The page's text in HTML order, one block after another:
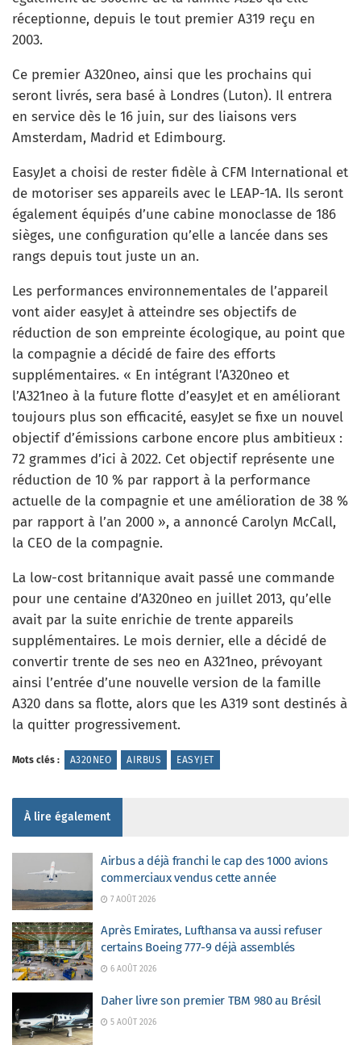
réceptionne, depuis le tout premier A319 reçu en
2003.
Ce premier A320neo, ainsi que les prochains qui
seront livrés, sera basé à Londres (Luton). Il entrera
en service dès le 16 juin, sur des liaisons vers
Amsterdam, Madrid et Edimbourg.
EasyJet a choisi de rester fidèle à CFM International et
de motoriser ses appareils avec le LEAP-1A. Ils seront
également équipés d’une cabine monoclasse de 186
sièges, une configuration qu’elle a lancée dans ses
rangs depuis tout juste un an.
Les performances environnementales de l’appareil
vont aider easyJet à atteindre ses objectifs de
réduction de son empreinte écologique, au point que
la compagnie a décidé de faire des efforts
supplémentaires. « En intégrant l’A320neo et
l’A321neo à la future flotte d’easyJet et en améliorant
toujours plus son efficacité, easyJet se fixe un nouvel
objectif d’émissions carbone encore plus ambitieux :
72 grammes d’ici à 2022. Cet objectif représente une
réduction de 10 % par rapport à la performance
actuelle de la compagnie et une amélioration de 38 %
par rapport à l’an 2000 », a annoncé Carolyn McCall,
la CEO de la compagnie.
La low-cost britannique avait passé une commande
pour une centaine d’A320neo en juillet 2013, qu’elle
avait par la suite enrichie de trente appareils
supplémentaires. Le mois dernier, elle a décidé de
convertir trente de ses neo en A321neo, prévoyant
ainsi l’entrée d’une nouvelle version de la famille
A320 dans sa flotte, alors que les A319 sont destinés à
la quitter progressivement.
Mots clés : A320NEO AIRBUS EASYJET
À lire également
Airbus a déjà franchi le cap des 1000 avions
commerciaux vendus cette année
7 AOÛT 2026
Après Emirates, Lufthansa va aussi refuser
certains Boeing 777-9 déjà assemblés
6 AOÛT 2026
Daher livre son premier TBM 980 au Brésil
5 AOÛT 2026